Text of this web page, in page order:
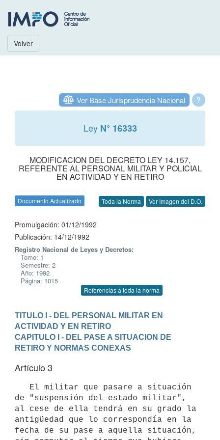
Volver
?
Ver Base Jurisprudencia Nacional
Ley N° 16333
MODIFICACION DEL DECRETO LEY 14.157,
REFERENTE AL PERSONAL MILITAR Y POLICIAL
EN ACTIVIDAD Y EN RETIRO
Documento Actualizado Toda la Norma Ver Imagen del D.O.
Promulgación: 01/12/1992
Publicación: 14/12/1992
Registro Nacional de Leyes y Decretos:
Tomo: 1
Semestre: 2
Año: 1992
Página: 1015
Referencias a toda la norma
TITULO I - DEL PERSONAL MILITAR EN
ACTIVIDAD Y EN RETIRO
CAPITULO I - DEL PASE A SITUACION DE
RETIRO Y NORMAS CONEXAS
Artículo 3
de "suspensión del estado militar",
al cese de ella tendrá en su grado la
antigüedad que lo correspondía en la
fecha de su pase a aquella situación,